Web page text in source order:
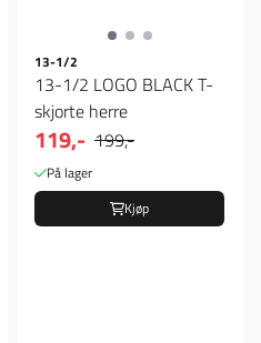
13-1/2
13-1/2 LOGO BLACK T-
skjorte herre
119,- 199,-
På lager
Kjøp